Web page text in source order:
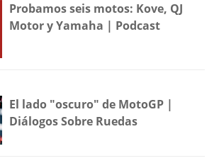
Probamos seis motos: Kove, QJ
Motor y Yamaha | Podcast
El lado "oscuro" de MotoGP |
Diálogos Sobre Ruedas